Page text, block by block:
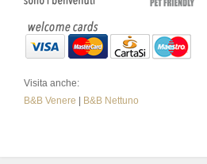
Visita anche:
B&B Venere
B&B Nettuno